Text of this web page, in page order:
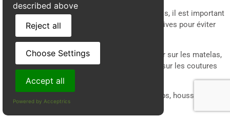
En complément des traitements professionnels, il est important
d’adopter des mesures mécaniques et préventives pour éviter
une nouvelle infestation :
Aspiration régulière
: Passez l’aspirateur sur les matelas,
les plinthes et les meubles en insistant sur les coutures
et les fissures.
: Lavez draps, housses et
vêtements infestés à 60°C minimum.
described above
Reject all
Choose Settings
Accept all
Powered by Acceptrics